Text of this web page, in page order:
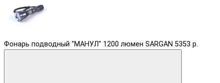
Фонарь подводный "МАНУЛ" 1200 люмен SARGAN 5353 р.